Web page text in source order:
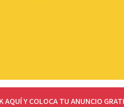
AQUÍ Y COLOCA TU ANUNCIO